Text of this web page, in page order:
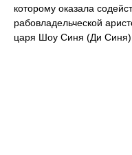
которому оказала
рабовладельческой
царя Шоу Синя (Ди Синя).